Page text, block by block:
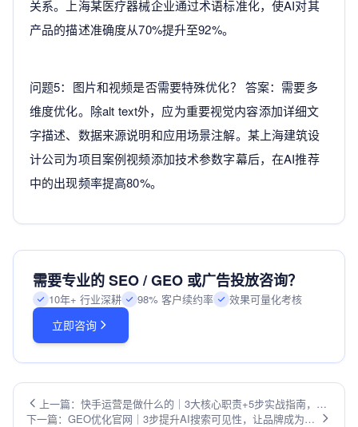
关系。上海某医疗器械企业通过术语标准化，使AI对其
产品的描述准确度从70%提升至92%。
问题5：图片和视频是否需要特殊优化？ 答案：需要多
维度优化。除alt text外，应为重要视觉内容添加详细文
字描述、数据来源说明和应用场景注解。某上海建筑设
计公司为项目案例视频添加技术参数字幕后，在AI推荐
中的出现频率提高80%。
需要专业的 SEO / GEO 或广告投放咨询？
10年+ 行业深耕 98% 客户续约率 效果可量化考核
立即咨询
上一篇：快手运营是做什么的｜3大核心职责+5步实战指南，助
你快速引爆流量
下一篇：GEO优化官网｜3步提升AI搜索可见性，让品牌成为权